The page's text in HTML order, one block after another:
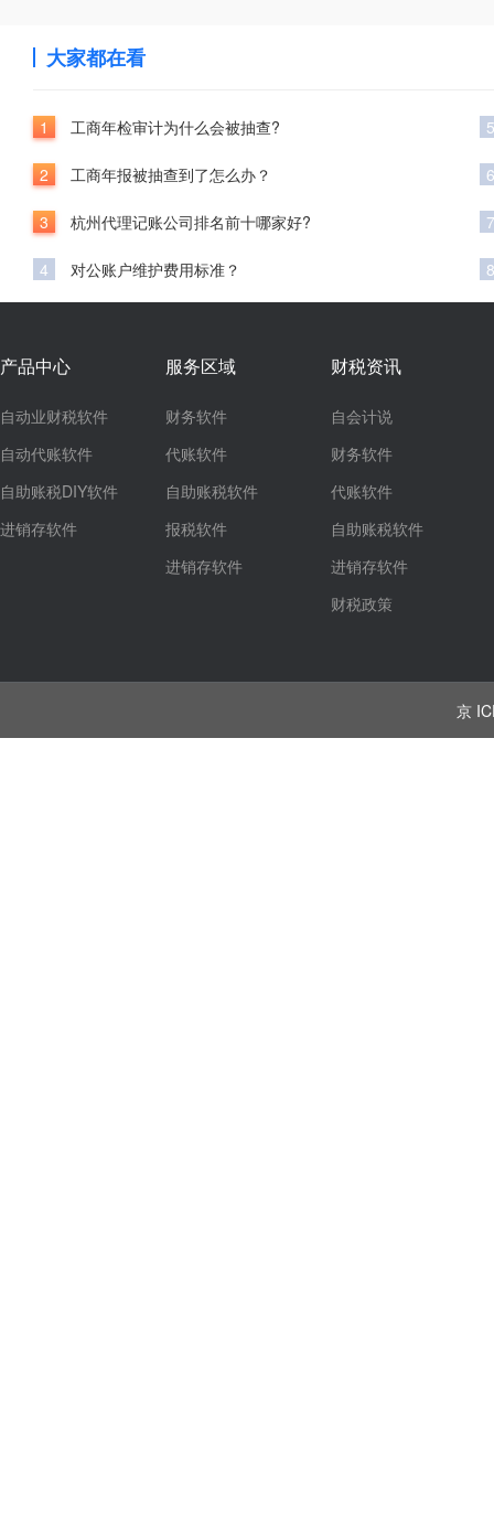
大家都在看
1 工商年检审计为什么会被抽查?
2 工商年报被抽查到了怎么办？
3 杭州代理记账公司排名前十哪家好?
4 对公账户维护费用标准？
5
6
7
8
产品中心
自动业财税软件
自动代账软件
自助账税DIY软件
进销存软件
服务区域
财务软件
代账软件
自助账税软件
报税软件
进销存软件
财税资讯
自会计说
财务软件
代账软件
自助账税软件
进销存软件
财税政策
京